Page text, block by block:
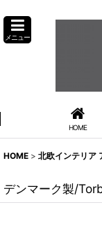
メニュー
HOME
HOME > 北欧インテリア
デンマーク製/